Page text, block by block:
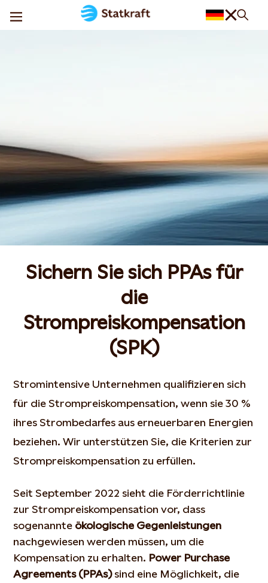
Sichern Sie sich PPAs für
die
Strompreiskompensation
(SPK)
Stromintensive Unternehmen qualifizieren sich
für die Strompreiskompensation, wenn sie 30 %
ihres Strombedarfes aus erneuerbaren Energien
beziehen. Wir unterstützen Sie, die Kriterien zur
Strompreiskompensation zu erfüllen.
Seit September 2022 sieht die Förderrichtlinie
zur Strompreiskompensation vor, dass
sogenannte ökologische Gegenleistungen
nachgewiesen werden müssen, um die
Kompensation zu erhalten. Power Purchase
Agreements (PPAs)sind eine Möglichkeit, die